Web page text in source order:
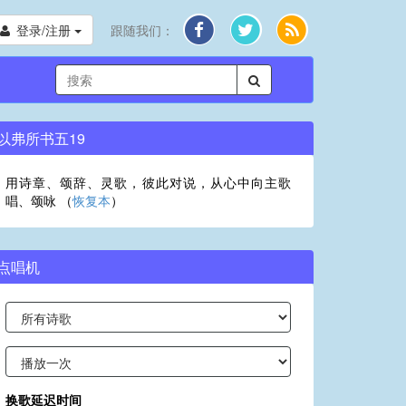
登录/注册 跟随我们：
弗所书五19
用诗章、颂辞、灵歌，彼此对说，从心中向主歌
唱、颂咏 （恢复本）
唱机
换歌延迟时间